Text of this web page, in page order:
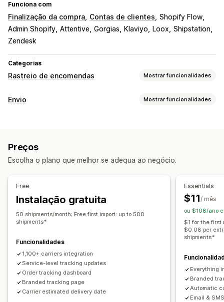
Funciona com
Finalização da compra Contas de clientes Shopify Flow
Admin Shopify Attentive Gorgias Klaviyo Loox Shipstation
Zendesk
Categorias
Rastreio de encomendas Mostrar funcionalidades
Rastreio
Tradução
Dashboards
Várias transportadoras API Análise de dados
Notificações
E-mail
Notificações em tempo real
Tradução
Envio Mostrar funcionalidades
Sincronização de encomendas
Seleção da transportadora
Rastreio em tempo real
Página de rastreio com a marca
Notificações por e-mail
Atualizações de encomendas
Análise de dados de envio
Preços
Escolha o plano que melhor se adequa ao negócio.
Free
Instalação gratuita
50 shipments/month; Free first import: up to 500
shipments*
Funcionalidades
1,100+ carriers integration
Service-level tracking updates
Order tracking dashboard
Branded tracking page
Carrier estimated delivery date
Essentials
$11/ mês
ou $108/ano e
$1 for the first
$0.08 per
shipments*
Everything
Branded
Automatic
Email &